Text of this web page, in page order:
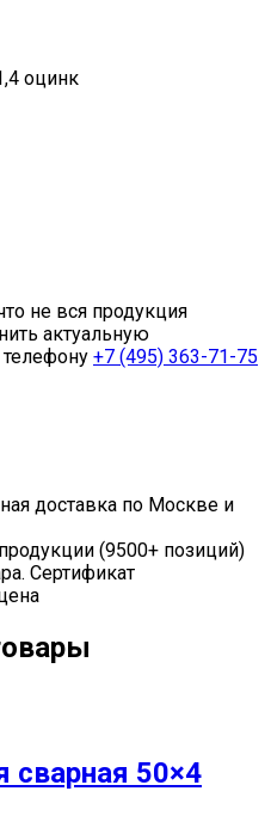
оцинк
не вся продукция
актуальную
+7 (495) 363-71-75
доставка по Москве и
(9500+ позиций)
Сертификат
сварная 50×4